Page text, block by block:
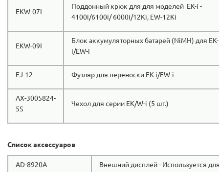
EKW-07I
Поддонный крюк для для моделей EK-i -
4100i/6100i/ 6000i/12Ki, EW-12Ki
EKW-09I
Блок аккумуляторных батарей (NiMH) для EK-
i/EW-i
EJ-12 Футляр для переноски EK-i/EW-i
AX-3005824-
5S
Чехол для серии EK/W-i (5 шт.)
Список аксессуаров
AD-8920A Внешний дисплей - Используется